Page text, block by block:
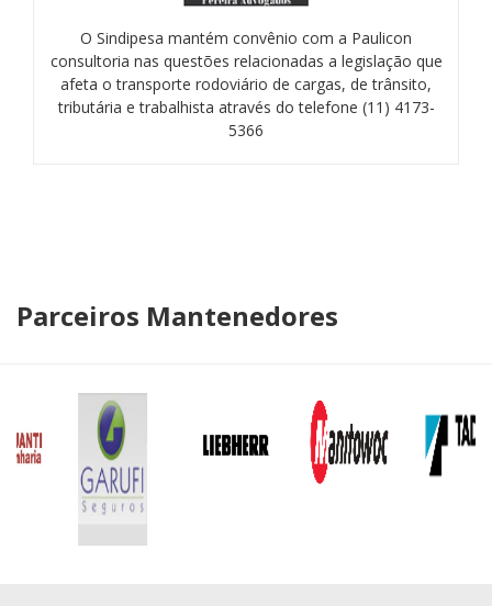
O Sindipesa mantém convênio com a Paulicon
consultoria nas questões relacionadas a legislação que
afeta o transporte rodoviário de cargas, de trânsito,
tributária e trabalhista através do telefone (11) 4173-
5366
Parceiros Mantenedores